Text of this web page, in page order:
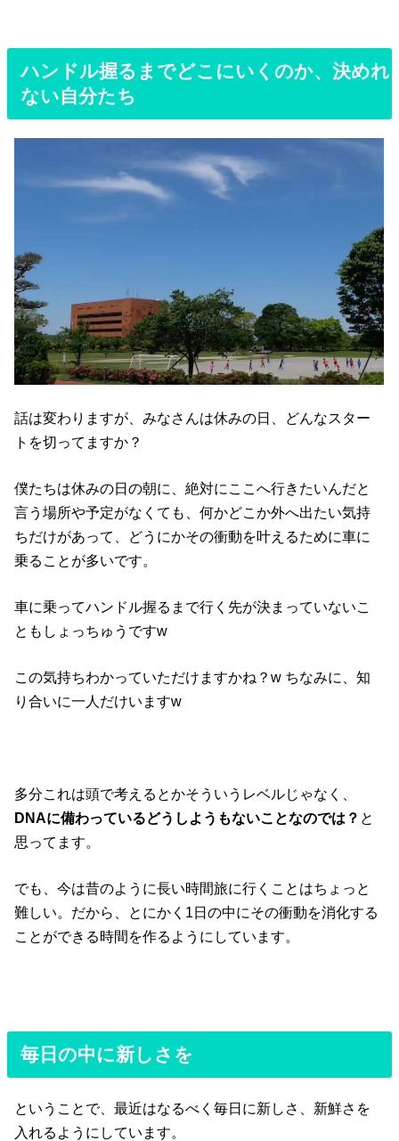
ハンドル握るまでどこにいくのか、決めれ
ない自分たち
話は変わりますが、みなさんは休みの日、どんなスター
トを切ってますか？
僕たちは休みの日の朝に、絶対にここへ行きたいんだと
言う場所や予定がなくても、何かどこか外へ出たい気持
ちだけがあって、どうにかその衝動を叶えるために車に
乗ることが多いです。
車に乗ってハンドル握るまで行く先が決まっていないこ
ともしょっちゅうですw
この気持ちわかっていただけますかね？w ちなみに、知
り合いに一人だけいますw
多分これは頭で考えるとかそういうレベルじゃなく、
DNAに備わっているどうしようもないことなのでは？ と
思ってます。
でも、今は昔のように長い時間旅に行くことはちょっと
難しい。だから、とにかく1日の中にその衝動を消化する
ことができる時間を作るようにしています。
毎日の中に新しさを
ということで、最近はなるべく毎日に新しさ、新鮮さを
入れるようにしています。